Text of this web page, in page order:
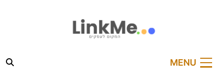
MENU